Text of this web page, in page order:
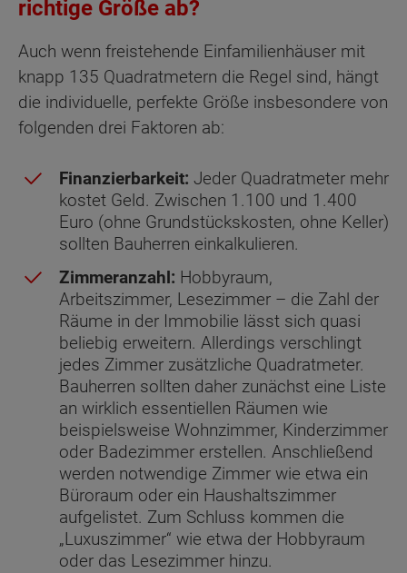
richtige Größe ab?
Auch wenn freistehende Einfamilienhäuser mit
knapp 135 Quadratmetern die Regel sind, hängt
die individuelle, perfekte Größe insbesondere von
folgenden drei Faktoren ab:
Finanzierbarkeit: Jeder Quadratmeter mehr
kostet Geld. Zwischen 1.100 und 1.400
Euro (ohne Grundstückskosten, ohne Keller)
sollten Bauherren einkalkulieren.
Zimmeranzahl: Hobbyraum,
Arbeitszimmer, Lesezimmer – die Zahl der
Räume in der Immobilie lässt sich quasi
beliebig erweitern. Allerdings verschlingt
jedes Zimmer zusätzliche Quadratmeter.
Bauherren sollten daher zunächst eine Liste
an wirklich essentiellen Räumen wie
beispielsweise Wohnzimmer, Kinderzimmer
oder Badezimmer erstellen. Anschließend
werden notwendige Zimmer wie etwa ein
Büroraum oder ein Haushaltszimmer
aufgelistet. Zum Schluss kommen die
„Luxuszimmer“ wie etwa der Hobbyraum
oder das Lesezimmer hinzu.